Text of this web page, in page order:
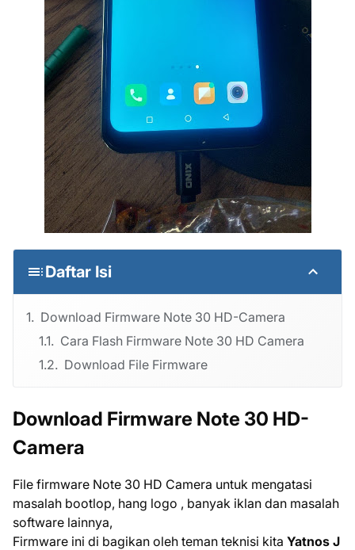
Daftar Isi
Download Firmware Note 30 HD-Camera
Cara Flash Firmware Note 30 HD Camera
Download File Firmware
Download Firmware Note 30 HD-
Camera
File firmware Note 30 HD Camera untuk mengatasi
masalah bootlop, hang logo , banyak iklan dan masalah
software lainnya,
Firmware ini di bagikan oleh teman teknisi kita Yatnos J